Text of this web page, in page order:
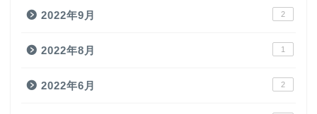
2022年9月 2
2022年8月 1
2022年6月 2